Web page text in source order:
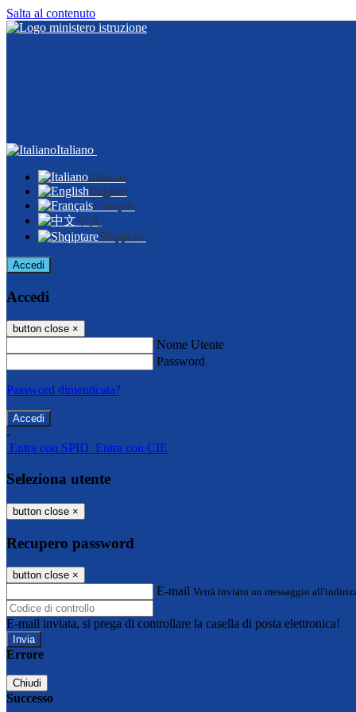
Salta al contenuto
Italiano
Italiano
English
Français
中文
Shqiptare
Accedi
Accedi
button close ×
Nome Utente
Password
Password dimenticata?
-
Entra con SPID Entra con CIE
Seleziona utente
button close ×
Recupero password
button close ×
E-mail Verrà inviato un messaggio
E-mail inviata, si prega di controllare la casella di posta elettronica!
Errore
Chiudi
Successo